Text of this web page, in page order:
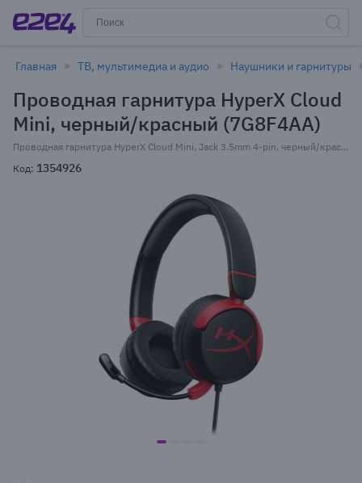
Главная ТВ, мультимедиа и аудио Наушники и гарнитуры
Проводная гарнитура HyperX Cloud
Mini, черный/красный (7G8F4AA)
Проводная гарнитура HyperX Cloud Mini, Jack 3.5mm 4-pin, черный/красный (7G8F4AA)
Код: 1354926
item